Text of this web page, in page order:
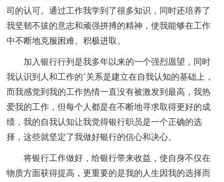
司的认可。通过工作我学到了很多知识，同时还培养了
我坚韧不拔的意志和顽强拼搏的精神，使我能够在工作
中不断地克服困难、积极进取。
加入银行行列是我多年以来的一个强烈愿望，同时
我认识到人和工作的`关系是建立在自我认知的基础上，
而我感觉到我的工作热情一直没有被激发到最高，我热
爱我的工作，但每个人都是在不断地寻求取得更好的成
绩，我的自我认知让我觉得银行职员是一个正确的选
择，这些就坚定了我做好银行的信心和决心。
将银行工作做好，给银行带来收益，使自身不仅在
物质方面获得提高，更重要的是我的人生因我的选择而